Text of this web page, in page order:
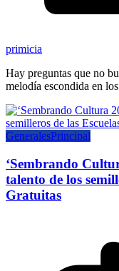
primicia
Hay preguntas que no
melodía escondida en
GeneralesPrincipal
‘Sembrando
talento de los
Gratuitas